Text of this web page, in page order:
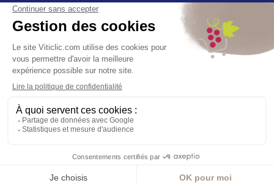
© 2025 - GROUPE COMPAS, TOUS DROITS RÉSERVÉS.
MENTIONS LÉGALES
CGV
POLITIQUE DE CONFIDENTIALITÉ
COMPAS, à travers ses métiers de négociant et distributeur répond aux
horticulteurs, dans le domaine des espaces verts, des collectivités et des
particuliers. Le service développement de COMPAS travaille en
partenariat étroit avec le monde agricole et viticole pour mettre au point,
tester et proposer à ses clients les solutions les mieux adaptées. Agrément